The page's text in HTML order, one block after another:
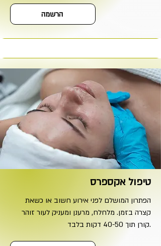
הרשמה
טיפול אקספרס
הפתרון המושלם לפני אירוע חשוב או כשאת
קצרה בזמן. מלחלח, מרענן ומעניק לעור זוהר
קורן תוך 40-50 דקות בלבד.